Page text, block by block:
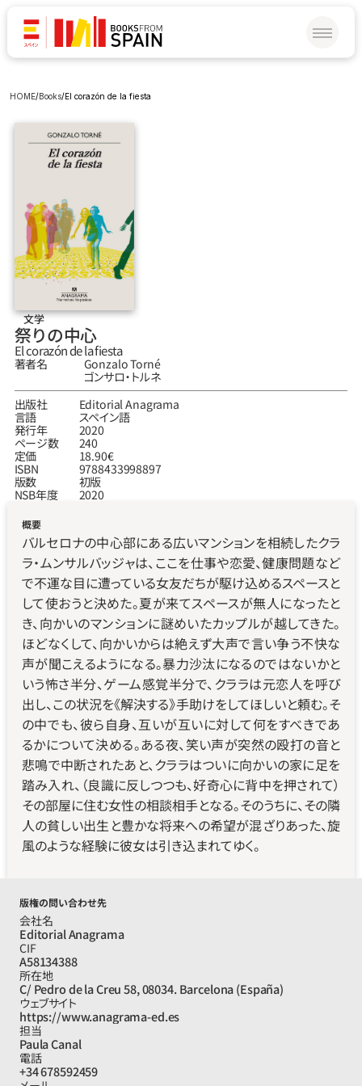
HOME/Books/El corazón de la fiesta
文学
祭りの中心
El corazón de la fiesta
著者名
Gonzalo Torné
ゴンサロ‧トルネ
出版社
Editorial Anagrama
言語
スペイン語
発行年
2020
ページ数
240
定価
18.90€
ISBN
9788433998897
版数
初版
NSB年度
2020
概要
バルセロナの中心部にある広いマンションを相続したクラ
ラ・ムンサルバッジャは、ここを仕事や恋愛、健康問題など
で不運な目に遭っている女友だちが駆け込めるスペースと
して使おうと決めた。夏が来てスペースが無人になったと
き、向かいのマンションに謎めいたカップルが越してきた。
ほどなくして、向かいからは絶えず大声で言い争う不快な
声が聞こえるようになる。暴力沙汰になるのではないかと
いう怖さ半分、ゲーム感覚半分で、クララは元恋人を呼び
出し、この状況を《解決する》手助けをしてほしいと頼む。そ
の中でも、彼ら自身、互いが互いに対して何をすべきであ
るかについて決める。ある夜、笑い声が突然の殴打の音と
悲鳴で中断されたあと、クララはついに向かいの家に足を
踏み入れ、（良識に反しつつも、好奇心に背中を押されて）
その部屋に住む女性の相談相手となる。そのうちに、その隣
人の貧しい出生と豊かな将来への希望が混ざりあった、旋
風のような経験に彼女は引き込まれてゆく。
版権の問い合わせ先
会社名
Editorial Anagrama
CIF
A58134388
所在地
C/ Pedro de la Creu 58, 08034. Barcelona (España)
ウェブサイト
https://www.anagrama-ed.es
担当
Paula Canal
電話
+34 678592459